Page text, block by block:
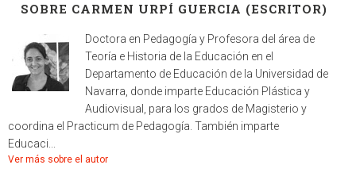
SOBRE CARMEN URPÍ GUERCIA (ESCRITOR)
Doctora en Pedagogía y Profesora del área de
Teoría e Historia de la Educación en el
Departamento de Educación de la Universidad de
Navarra, donde imparte Educación Plástica y
Audiovisual, para los grados de Magisterio y
coordina el Practicum de Pedagogía. También imparte
Educaci...
Ver más sobre el autor